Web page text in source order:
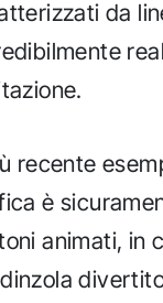
da
recente
è
animati, in